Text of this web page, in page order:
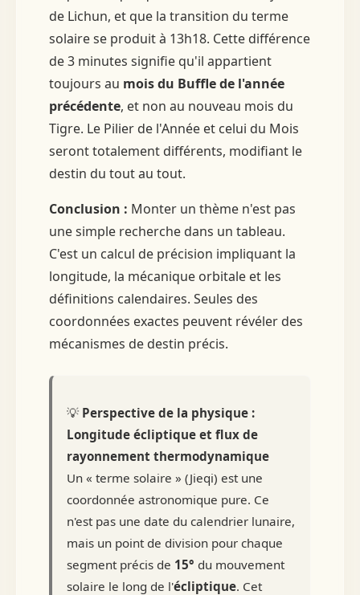
de Lichun, et que la transition du terme
solaire se produit à 13h18. Cette différence
de 3 minutes signifie qu'il appartient
toujours au mois du Buffle de l'année
précédente, et non au nouveau mois du
Tigre. Le Pilier de l'Année et celui du Mois
seront totalement différents, modifiant le
destin du tout au tout.
Conclusion : Monter un thème n'est pas
une simple recherche dans un tableau.
C'est un calcul de précision impliquant la
longitude, la mécanique orbitale et les
définitions calendaires. Seules des
coordonnées exactes peuvent révéler des
mécanismes de destin précis.
💡 Perspective de la physique :
Longitude écliptique et flux de
rayonnement thermodynamique
Un « terme solaire » (Jieqi) est une
coordonnée astronomique pure. Ce
n'est pas une date du calendrier lunaire,
mais un point de division pour chaque
segment précis de 15° du mouvement
solaire le long de l'écliptique. Cet